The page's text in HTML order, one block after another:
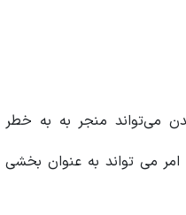
می‌تواند منجر به به خطر
می تواند به عنوان بخشی